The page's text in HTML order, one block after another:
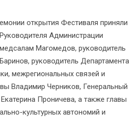
открытия Фестиваля приняли
Администрации
Магомедов, руководитель
руководитель Департамента
межрегиональных связей и
Владимир Черников, Генеральный
Проничева, а также главы
культурных автономий и